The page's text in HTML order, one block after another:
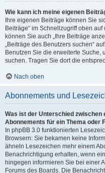
Wie kann ich meine eigenen
Ihre eigenen Beiträge können Sie
Beiträge“ im Schnellzugriff oben
können Sie auch „Ihre Beiträge
„Beiträge des Benutzers suchen“
Benutzen Sie die erweiterte Suche,
suchen. Tragen Sie dort die
Nach oben
Abonnements und
Was ist der Unterschied zwischen
Abonnements für ein Thema oder
In phpBB 3.0 funktionierten
Browsern: Sie bekamen keine
ähneln Lesezeichen mehr einem
Benachrichtigung erhalten, wenn
hingegen informieren Sie bei einer
Forums des Boards. Die